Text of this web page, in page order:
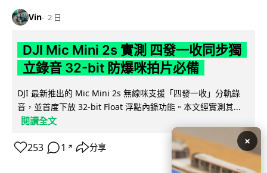
Vin 2 日
DJI Mic Mini 2s 實測 四發一收同步獨
立錄音 32-bit 防爆咪拍片必備
DJI 最新推出的 Mic Mini 2s 無線咪支援「四發一收」分軌錄
音，並首度下放 32-bit Float 浮點內錄功能。本文經實測其...
閱讀全文
253 1 ↗ 分享 ×